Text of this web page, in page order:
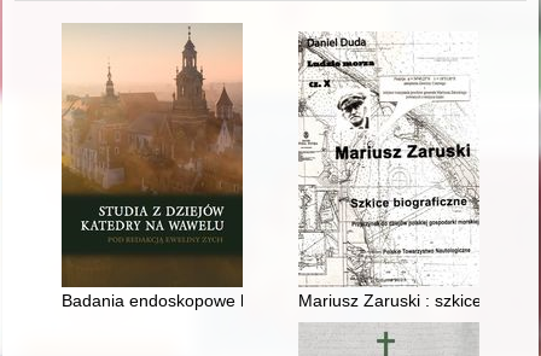
Badania endoskopowe komory grobowej króla Władysława
Mariusz Zaruski : szkice